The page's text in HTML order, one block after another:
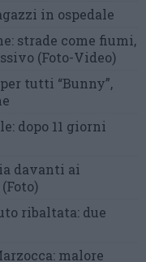
in ospedale
strade come fiumi,
(Foto-Video)
per tutti “Bunny”,
dopo 11 giorni
davanti ai
(Foto)
ribaltata: due
malore